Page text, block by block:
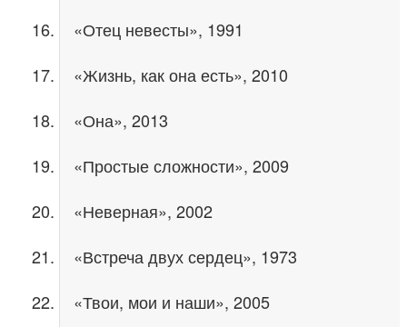
«Отец невесты», 1991
«Жизнь, как она есть», 2010
«Она», 2013
«Простые сложности», 2009
«Неверная», 2002
«Встреча двух сердец», 1973
«Твои, мои и наши», 2005